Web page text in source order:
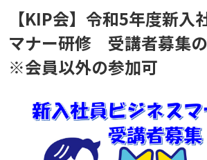
【KIP会】令和5年度新入
マナー研修 受講者募集
※会員以外の参加可